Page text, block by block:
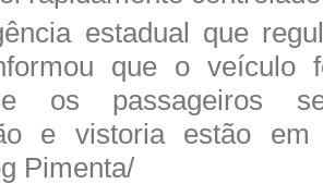
estadual que
que o veículo
os passageiros
e vistoria estão
Pimenta/